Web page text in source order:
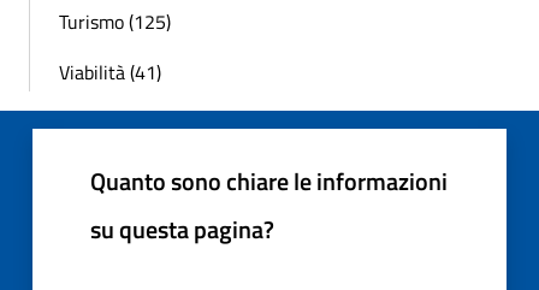
Turismo (125)
Viabilità (41)
Quanto sono chiare le informazioni
su questa pagina?